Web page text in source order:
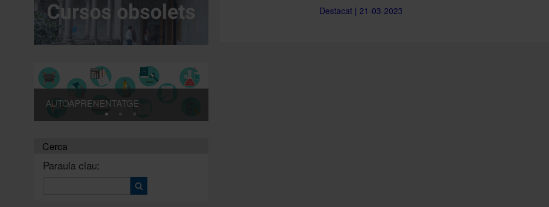
AUTOAPRENENTATGE
Cerca
Paraula clau:
Destacat | 21-03-2023